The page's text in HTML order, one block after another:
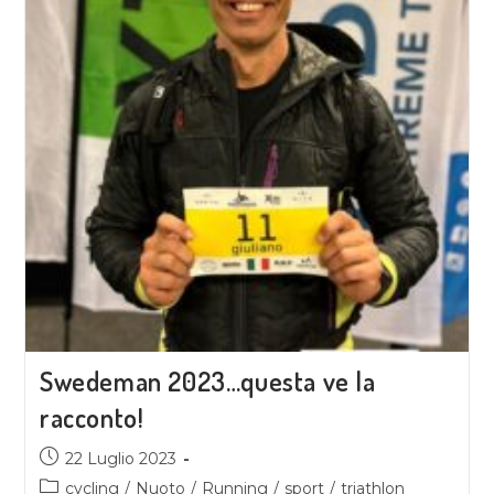
Swedeman 2023…questa ve la
racconto!
22 Luglio 2023
cycling / Nuoto / Running / sport / triathlon